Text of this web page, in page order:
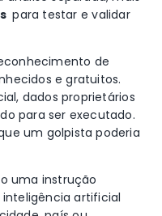
para testar e validar
de
e gratuitos.
dados proprietários
para ser executado.
um golpista poderia
uma instrução
artificial